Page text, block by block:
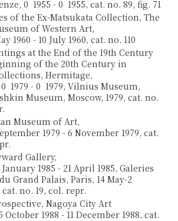
0 1955 - 0 1955, cat. no. 89, fig. 71
of the Ex-Matsukata Collection, The
of Western Art,
1960 - 10 July 1960, cat. no. 110
at the End of the 19th Century
of the 20th Century in
Hermitage,
1979 - 0 1979, Vilnius Museum,
Museum, Moscow, 1979, cat. no.
Museum of Art,
1979 - 6 November 1979, cat.
Gallery,
1985 - 21 April 1985, Galeries
Grand Palais, Paris, 14 May-2
no. 19, col. repr.
Nagoya City Art
October 1988 - 11 December 1988, cat.